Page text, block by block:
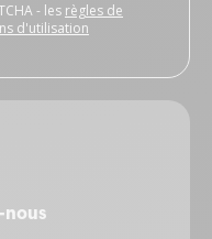
- les règles de
d'utilisation